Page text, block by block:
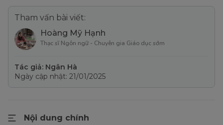
Tham vấn bài viết:
Hoàng Mỹ Hạnh
Thạc sĩ Ngôn ngữ - Chuyên gia Giáo dục sớm
Tác giả: Ngân Hà
Ngày cập nhật: 21/01/2025
Nội dung chính